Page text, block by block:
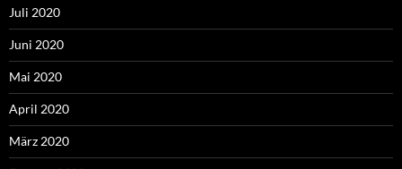
Juli 2020
Juni 2020
Mai 2020
April 2020
März 2020